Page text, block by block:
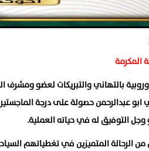
المكرمة
بالتهاني والتبريكات لعضو ومشرف
ابو عبدالرحمن حصولة على درجة
التوفيق له في حياته العملية.
من الرحالة المتميزين في تغطياتهم